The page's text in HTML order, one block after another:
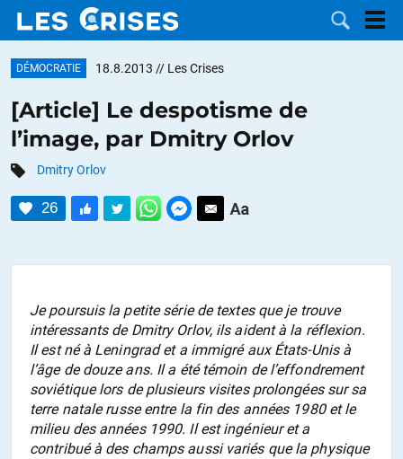
DOSSIERS
CATÉGORIES
CONTACTER
FAIRE UN
DÉMOCRATIE 18.8.2013 // Les Crises
[Article] Le despotisme de
l’image, par Dmitry Orlov
Dmitry Orlov
26
Je poursuis la petite série de textes que je trouve
intéressants de Dmitry Orlov, ils aident à la réflexion.
Il est né à Leningrad et a immigré aux États-Unis à
l’âge de douze ans. Il a été témoin de l’effondrement
soviétique lors de plusieurs visites prolongées sur sa
terre natale russe entre la fin des années 1980 et le
milieu des années 1990. Il est ingénieur et a
contribué à des champs aussi variés que la physique